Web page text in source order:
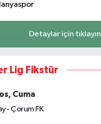
Detaylar için tıklayın
Lig Fikstür
Cuma
- Çorum FK